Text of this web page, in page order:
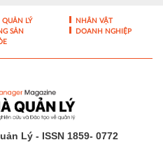
QUẢN LÝ
NHÂN VẬT
SẢN
DOANH NGHIỆP
Lý - ISSN 1859- 0772